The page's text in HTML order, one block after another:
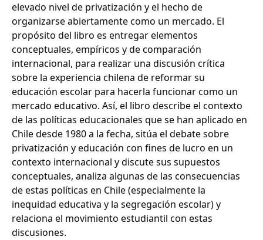
elevado nivel de privatización y el hecho de
organizarse abiertamente como un mercado. El
propósito del libro es entregar elementos
conceptuales, empíricos y de comparación
internacional, para realizar una discusión crítica
sobre la experiencia chilena de reformar su
educación escolar para hacerla funcionar como un
mercado educativo. Así, el libro describe el contexto
de las políticas educacionales que se han aplicado en
Chile desde 1980 a la fecha, sitúa el debate sobre
privatización y educación con fines de lucro en un
contexto internacional y discute sus supuestos
conceptuales, analiza algunas de las consecuencias
de estas políticas en Chile (especialmente la
inequidad educativa y la segregación escolar) y
relaciona el movimiento estudiantil con estas
discusiones.